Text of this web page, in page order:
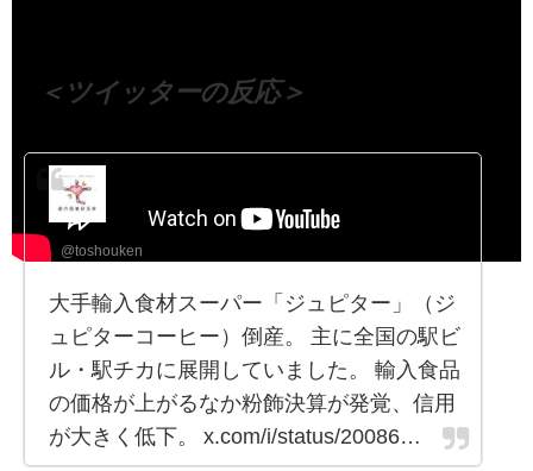
＜ツイッターの反応＞
@toshouken
大手輸入食材スーパー「ジュピター」（ジ
ュピターコーヒー）倒産。 主に全国の駅ビ
ル・駅チカに展開していました。 輸入食品
の価格が上がるなか粉飾決算が発覚、信用
が大きく低下。 x.com/i/status/20086…